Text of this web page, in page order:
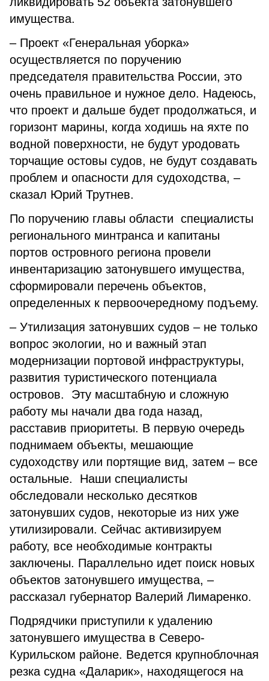
имущества.
– Проект «Генеральная уборка»
осуществляется по поручению
председателя правительства России, это
очень правильное и нужное дело. Надеюсь,
что проект и дальше будет продолжаться, и
горизонт марины, когда ходишь на яхте по
водной поверхности, не будут уродовать
торчащие остовы судов, не будут создавать
проблем и опасности для судоходства, –
сказал Юрий Трутнев.
По поручению главы области специалисты
регионального минтранса и капитаны
портов островного региона провели
инвентаризацию затонувшего имущества,
сформировали перечень объектов,
определенных к первоочередному подъему.
– Утилизация затонувших судов – не только
вопрос экологии, но и важный этап
модернизации портовой инфраструктуры,
развития туристического потенциала
островов. Эту масштабную и сложную
работу мы начали два года назад,
расставив приоритеты. В первую очередь
поднимаем объекты, мешающие
судоходству или портящие вид, затем – все
остальные. Наши специалисты
обследовали несколько десятков
затонувших судов, некоторые из них уже
утилизировали. Сейчас активизируем
работу, все необходимые контракты
заключены. Параллельно идет поиск новых
объектов затонувшего имущества, –
рассказал губернатор Валерий Лимаренко.
Подрядчики приступили к удалению
затонувшего имущества в Северо-
Курильском районе. Ведется крупноблочная
резка судна «Даларик», находящегося на